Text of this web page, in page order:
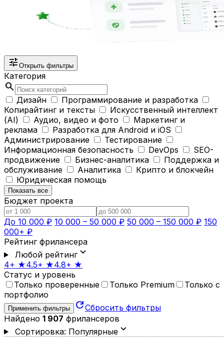
tune Открыть фильтры
Категория
search
Дизайн
Программирование и разработка
Копирайтинг и тексты
Искусственный интеллект
(AI)
Аудио, видео и фото
Маркетинг и
реклама
Разработка для Android и iOS
Администрирование
Тестирование
Информационная безопасность
DevOps
SEO-
продвижение
Бизнес-аналитика
Поддержка и
обслуживание
Аналитика
Крипто и блокчейн
Юридическая помощь
Показать все
Бюджет проекта
До 10 000 ₽ 10 000 – 50 000 ₽ 50 000 – 150 000 ₽ 150
000+ ₽
Рейтинг фрилансера
Любой рейтингexpand_more
4+ ★4.5+ ★4.8+ ★
Статус и уровень
Только проверенные
Только Premium
Только с
портфолио
Применить фильтры refreshСбросить фильтры
Найдено 1 907 фрилансеров
Сортировка: Популярныеexpand_more